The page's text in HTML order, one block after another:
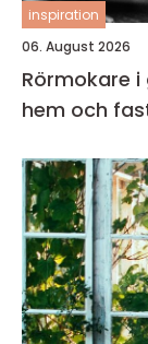
inspiration
06. August 2026
Rörmokare i göteborg
hem och